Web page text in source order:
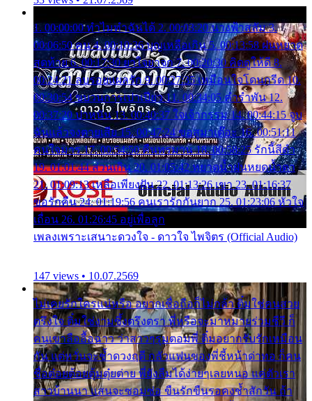
1. 00:00:00 ทำไมทำฉันได้ 2. 00:03:20 นางฟ้าสลัม 3.
00:06:50 คน 4. 00:10:36 บุญเหลือเกิน 5. 00:13:58 ฝนหยาด
สุดท้าย 6. 00:17:30 ยาใจยาจก 7. 00:20:30 คิดดูให้ดี 8.
00:24:21 ลบรอยแผลรัก 9. 00:27:35 เหมือนใจโดนกรีด 10.
00:30:54 ขบวนการเปาเปียว 11. 00:34:05 คำรำพัน 12.
00:37:20 ปาหนัน 13. 00:40:37 ใจเจ้ากรรม 14. 00:44:15 จูบ
ฉันแล้วจงตายเสีย 15. 00:47:24 ขอสูมาเต๊อะ 16. 00:51:11
คนใจมาร 17. 00:54:50 คืนทรมาน 18. 00:58:25 รักนี้สีดำ
19. 01:01:44 ส่วนเกิน 20. 01:05:42 หยาดน้ำฝนหยดน้ำตา
21. 01:09:13 เหลือเพียงฝัน 22. 01:13:26 เขา 23. 01:16:37
ขอรักคืน 24. 01:19:56 คนเรารักกันยาก 25. 01:23:06 หัวใจ
เถื่อน 26. 01:26:45 อยู่เพื่อลูก
เพลงเพราะเสนาะดวงใจ - ดาวใจ ไพจิตร (Official Audio)
147 views • 10.07.2569
ไม่เคยรักใครแน่หรือ อยากเชื่อถือก็ไม่กล้า ติ๋มใช่คนสวย
ตรึงใจ ติ๋มใช่งามซึ้งตรึงตรา พี่หรือจะมาหมายร่วมชีวี ก็
คนเขาลืออื้อฉาว ว่าสาวๆรุมตอมพี่ ติ๋มอยากรับรักเหมือน
กัน แต่หวั่นจะช้ำดวงฤดี กลัวแฟนของพี่ชี้หน้าด่าทอ ก็คน
ชื่อต๋อยต้อยตุ้มตุ๋ยต่าย พี่ยังลืมได้ง่ายๆเลยหนอ แค่ตัวเรา
สาวบ้านนา แสนจะซอมซ่อ ขืนรักขืนรอคงช้ำสักวัน ถ้า